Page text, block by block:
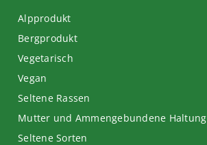
Alpprodukt
Bergprodukt
Vegetarisch
Vegan
Seltene Rassen
Mutter und Ammengebundene Haltung
Seltene Sorten